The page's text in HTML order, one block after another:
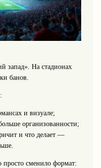
запад». На стадионах
банов.
и визуале;
организованности;
и что делает —
просто сменило формат: